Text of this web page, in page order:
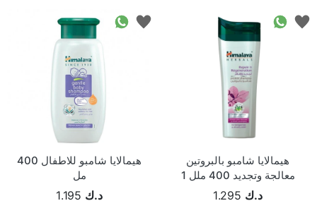
هيمالايا شامبو بالبروتين
معالجة وتجديد 400 ملل 1
د.ك 1.295
هيمالايا شامبو للاطفال 400
مل
د.ك 1.195